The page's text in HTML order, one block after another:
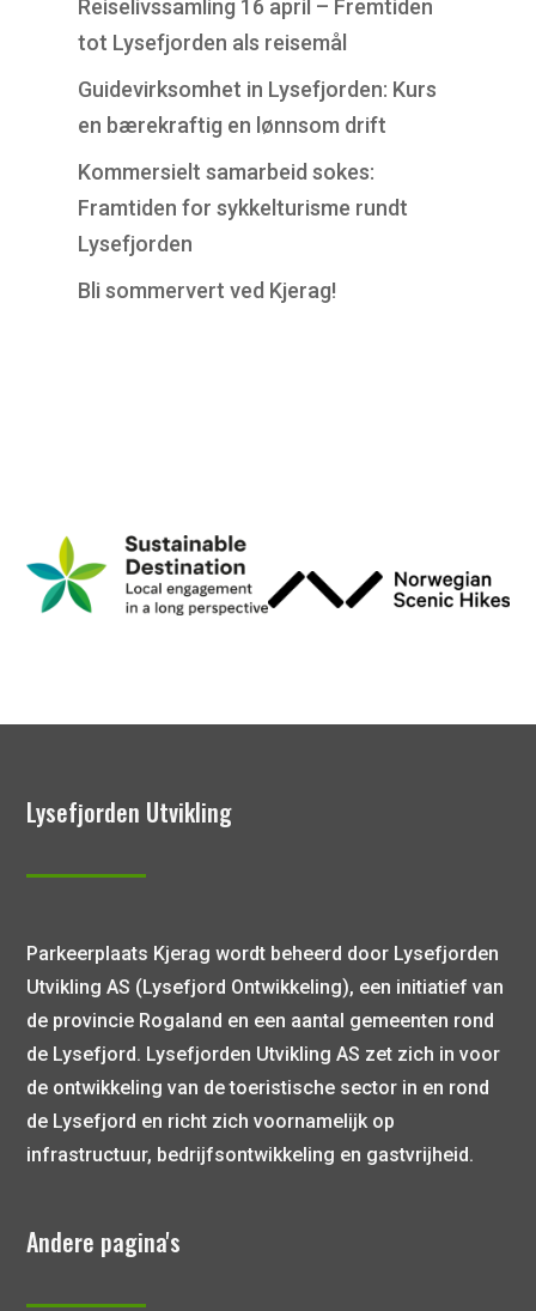
Reiselivssamling 16 april – Fremtiden
tot Lysefjorden als reisemål
Guidevirksomhet in Lysefjorden: Kurs
en bærekraftig en lønnsom drift
Kommersielt samarbeid sokes:
Framtiden for sykkelturisme rundt
Lysefjorden
Bli sommervert ved Kjerag!
Lysefjorden Utvikling
Parkeerplaats Kjerag wordt beheerd door Lysefjorden
Utvikling AS (Lysefjord Ontwikkeling), een initiatief van
de provincie Rogaland en een aantal gemeenten rond
de Lysefjord. Lysefjorden Utvikling AS zet zich in voor
de ontwikkeling van de toeristische sector in en rond
de Lysefjord en richt zich voornamelijk op
infrastructuur, bedrijfsontwikkeling en gastvrijheid.
Andere pagina's